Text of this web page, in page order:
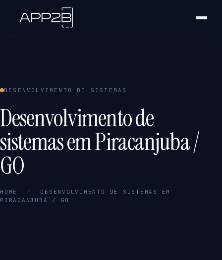
DESENVOLVIMENTO DE SISTEMAS
Desenvolvimento de
sistemas em Piracanjuba /
GO
HOME /
DESENVOLVIMENTO DE SISTEMAS EM
PIRACANJUBA / GO